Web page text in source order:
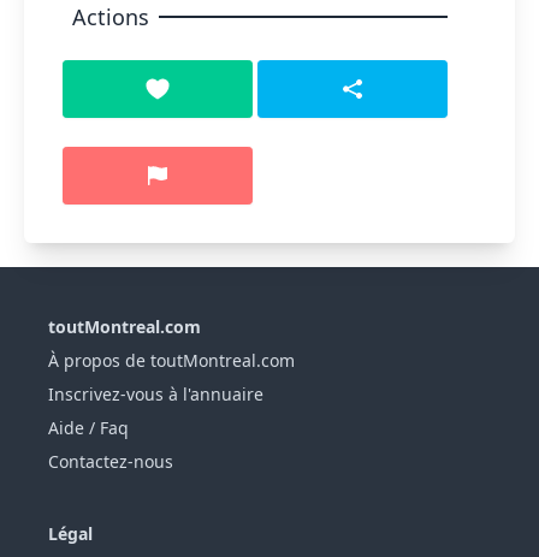
Actions
toutMontreal.com
À propos de toutMontreal.com
Inscrivez-vous à l'annuaire
Aide / Faq
Contactez-nous
Légal